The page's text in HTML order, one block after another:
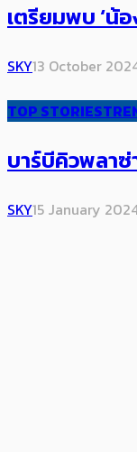
เตรียมพบ ‘น้
SKY13 October
TOP STORIES
บาร์บีคิวพลาซ่
SKY15 January